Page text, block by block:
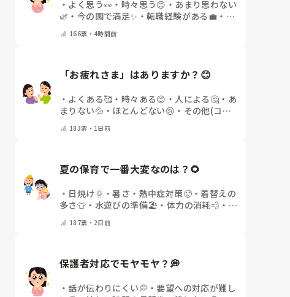
・ よく思う👀 ・ 時々思う😊 ・ あまり思わない
🌿 ・ 今の園で満足✨ ・ 転職経験がある💼 ・ そ
166票・4時間前
「お疲れさま」はありますか？😊
・ よくある🥰 ・ 時々ある😊 ・ 人による🤔 ・ あ
まりない💦 ・ ほとんどない😢 ・ その他(コメ
183票・ 1日前
夏の保育で一番大変なのは？🌻
・ 日焼け🌞 ・暑さ・熱中症対策🥵・着替えの
多さ👕 ・ 水遊びの準備🏖️ ・ 体力の消耗💨 ・ そ
187票・ 2日前
保護者対応でモヤモヤ？💭
・話が伝わりにくい💭 ・ 要望への対応が難し